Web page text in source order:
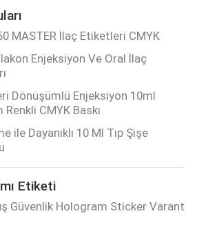
MASTER İlaç Etiketleri CMYK
Enjeksiyon Ve Oral İlaç
Dönüşümlü Enjeksiyon 10ml
CMYK Baskı
ile Dayanıklı 10 Ml Tıp Şişe
Etiketi
Güvenlik Hologram Sticker Varant